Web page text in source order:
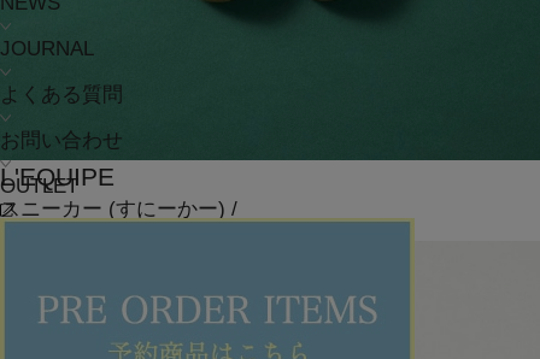
JOURNAL
よくある質問
お問い合わせ
OUTLET
L'EQUIPE
スニーカー (すにーかー) /